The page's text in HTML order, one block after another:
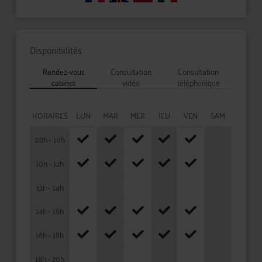
Disponibilités
Rendez-vous
cabinet
Consultation
vidéo
Consultation
téléphonique
HORAIRES LUN MAR MER JEU VEN
SAM
08h - 10h
10h - 12h
12h - 14h
14h - 16h
16h - 18h
18h - 20h